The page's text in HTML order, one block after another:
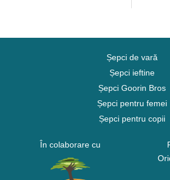
Șepci de vară
Șepci ieftine
Șepci Goorin Bros
Șepci pentru femei
Șepci pentru copii
În colaborare cu